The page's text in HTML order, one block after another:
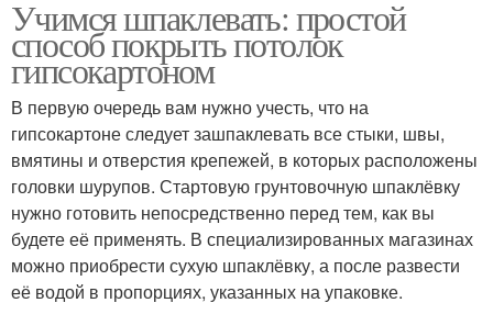
Учимся шпаклевать: простой
способ покрыть потолок
гипсокартоном
В первую очередь вам нужно учесть, что на
гипсокартоне следует зашпаклевать все стыки, швы,
вмятины и отверстия крепежей, в которых расположены
головки шурупов. Стартовую грунтовочную шпаклёвку
нужно готовить непосредственно перед тем, как вы
будете её применять. В специализированных магазинах
можно приобрести сухую шпаклёвку, а после развести
её водой в пропорциях, указанных на упаковке.